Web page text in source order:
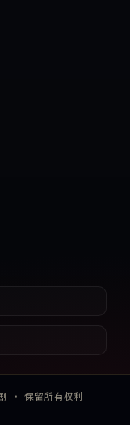
· 保留所有权利